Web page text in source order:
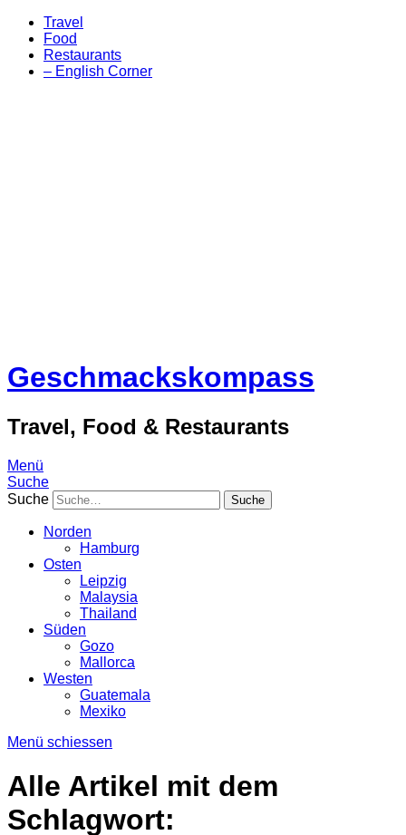
Travel
Food
Restaurants
– English Corner
Geschmackskompass
Travel, Food & Restaurants
Menü
Suche
Suche
Norden
Hamburg
Osten
Leipzig
Malaysia
Thailand
Süden
Gozo
Mallorca
Westen
Guatemala
Mexiko
Menü schiessen
Alle Artikel mit dem
Schlagwort: